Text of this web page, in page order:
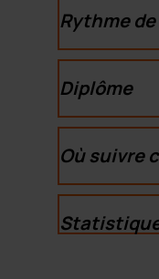
Rythme
Diplôme
Où suivre